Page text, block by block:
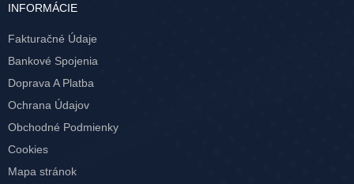
INFORMÁCIE
Fakturačné Údaje
Bankové Spojenia
Doprava A Platba
Ochrana Údajov
Obchodné Podmienky
Cookies
Mapa stránok